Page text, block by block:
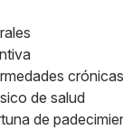
crónicas
de salud
de